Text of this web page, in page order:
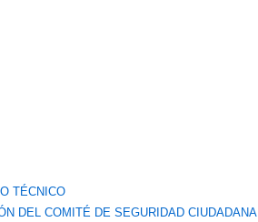
TÉCNICO
DEL COMITÉ DE SEGURIDAD CIUDADANA